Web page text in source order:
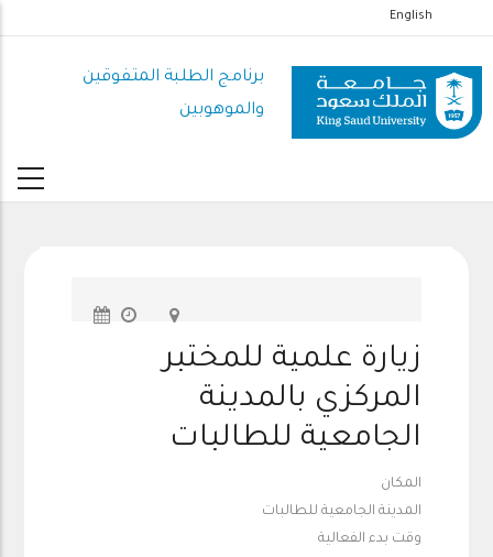
إلى
المحتوى
الرئيسي
English
برنامج الطلبة المتفوقين
والموهوبين
زيارة علمية للمختبر
المركزي بالمدينة
الجامعية للطالبات
المكان
المدينة الجامعية للطالبات
وقت بدء الفعالية